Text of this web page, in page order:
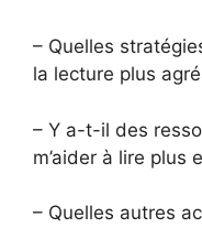
– Quelles
la lecture plus
– Y a-t-il des
m’aider à lire plus
– Quelles autres